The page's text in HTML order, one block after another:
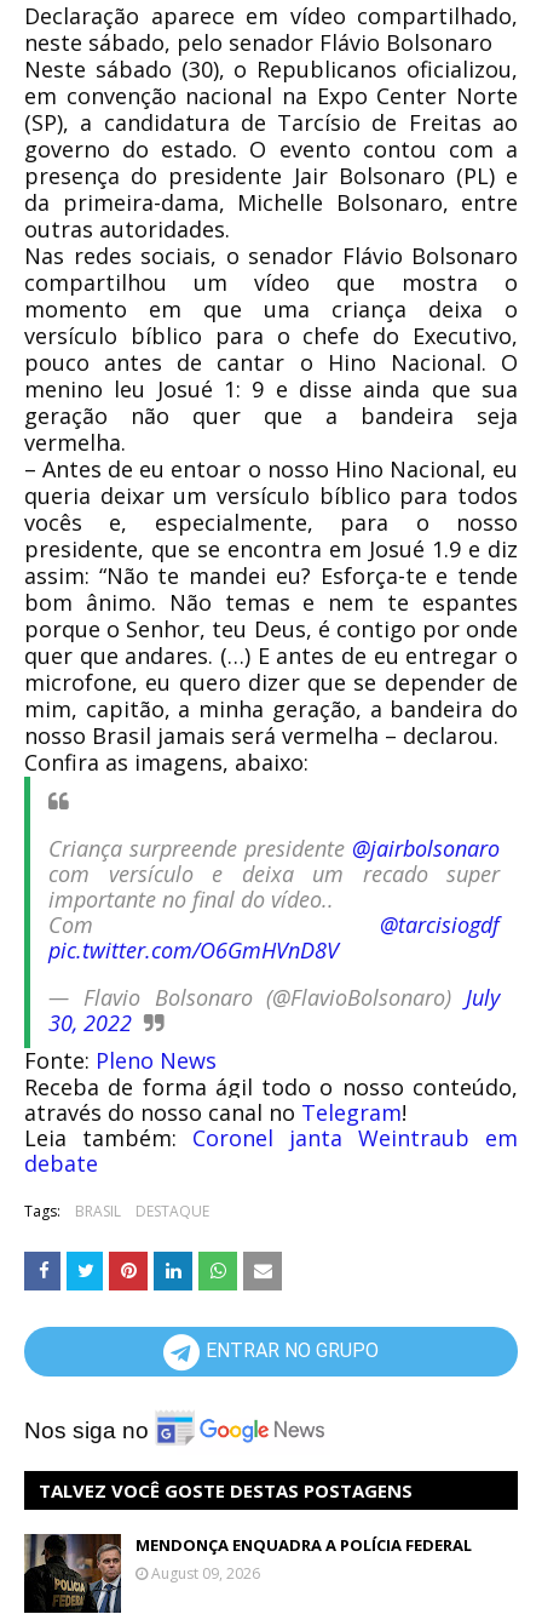
Declaração aparece em vídeo compartilhado,
neste sábado, pelo senador Flávio Bolsonaro
Neste sábado (30), o Republicanos oficializou,
em convenção nacional na Expo Center Norte
(SP), a candidatura de Tarcísio de Freitas ao
governo do estado. O evento contou com a
presença do presidente Jair Bolsonaro (PL) e
da primeira-dama, Michelle Bolsonaro, entre
outras autoridades.
Nas redes sociais, o senador Flávio Bolsonaro
compartilhou um vídeo que mostra o
momento em que uma criança deixa o
versículo bíblico para o chefe do Executivo,
pouco antes de cantar o Hino Nacional. O
menino leu Josué 1: 9 e disse ainda que sua
geração não quer que a bandeira seja
vermelha.
– Antes de eu entoar o nosso Hino Nacional, eu
queria deixar um versículo bíblico para todos
vocês e, especialmente, para o nosso
presidente, que se encontra em Josué 1.9 e diz
assim: “Não te mandei eu? Esforça-te e tende
bom ânimo. Não temas e nem te espantes
porque o Senhor, teu Deus, é contigo por onde
quer que andares. (…) E antes de eu entregar o
microfone, eu quero dizer que se depender de
mim, capitão, a minha geração, a bandeira do
nosso Brasil jamais será vermelha – declarou.
Confira as imagens, abaixo:
Criança surpreende presidente @jairbolsonaro
com versículo e deixa um recado super
importante no final do vídeo..
Com @tarcisiogdf
pic.twitter.com/O6GmHVnD8V
— Flavio Bolsonaro (@FlavioBolsonaro) July
30, 2022
Fonte: Pleno News
Receba de forma ágil todo o nosso conteúdo,
através do nosso canal no Telegram!
Leia também: Coronel janta Weintraub em
debate
Tags: BRASIL DESTAQUE
ENTRAR NO GRUPO
Nos siga no
TALVEZ VOCÊ GOSTE DESTAS POSTAGENS
MENDONÇA ENQUADRA A POLÍCIA FEDERAL
August 09, 2026